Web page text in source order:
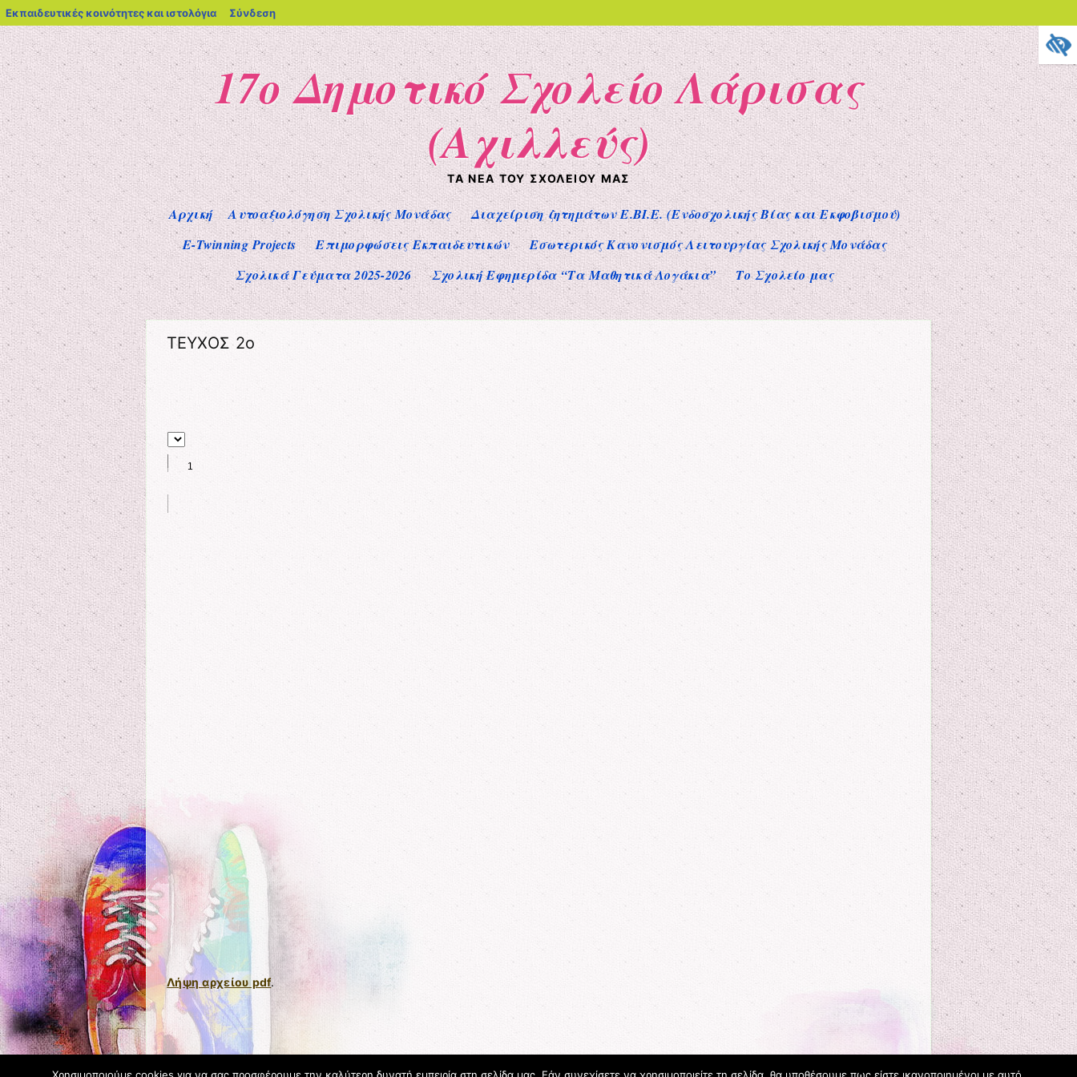
Εκπαιδευτικές κοινότητες και ιστολόγια blogs.sch.gr
Σύνδεση
17ο Δημοτικό Σχολείο Λάρισας
(Αχιλλεύς)
ΤΑ ΝΈΑ ΤΟΥ ΣΧΟΛΕΊΟΥ ΜΑΣ
Μενού
Μετάβαση στο περιεχόμενο
Αρχική Αυτοαξιολόγηση Σχολικής Μονάδας
Διαχείριση ζητημάτων Ε.ΒΙ.Ε. (Ενδοσχολικής Βίας και Εκφοβισμού)
Ε-Twinning Projects
Επιμορφώσεις Εκπαιδευτικών
Εσωτερικός Κανονισμός Λειτουργίας Σχολικής Μονάδας
Σχολικά Γεύματα 2025-2026
Σχολική Εφημερίδα “Τα Μαθητικά Λογάκια” Το Σχολείο μας
ΤΕΥΧΟΣ 2ο
Λήψη αρχείου pdf.